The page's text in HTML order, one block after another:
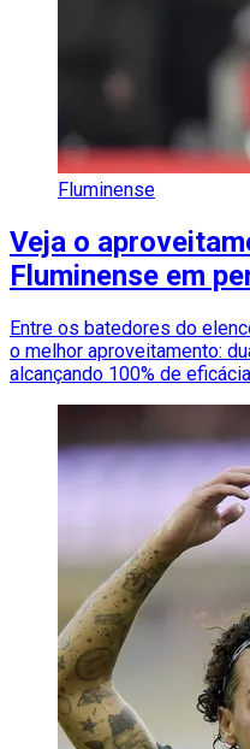
Fluminense
Veja o
Fluminense em
Entre os batedores do
o melhor aproveitamento:
alcançando 100% de eficácia